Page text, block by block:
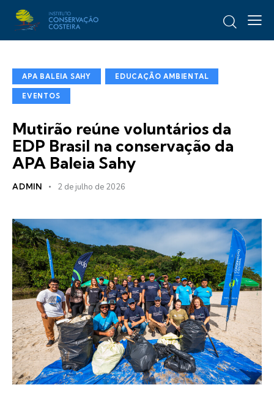
APA BALEIA SAHY EDUCAÇÃO AMBIENTAL
EVENTOS
Mutirão reúne voluntários da
EDP Brasil na conservação da
APA Baleia Sahy
ADMIN 2 de julho de 2026